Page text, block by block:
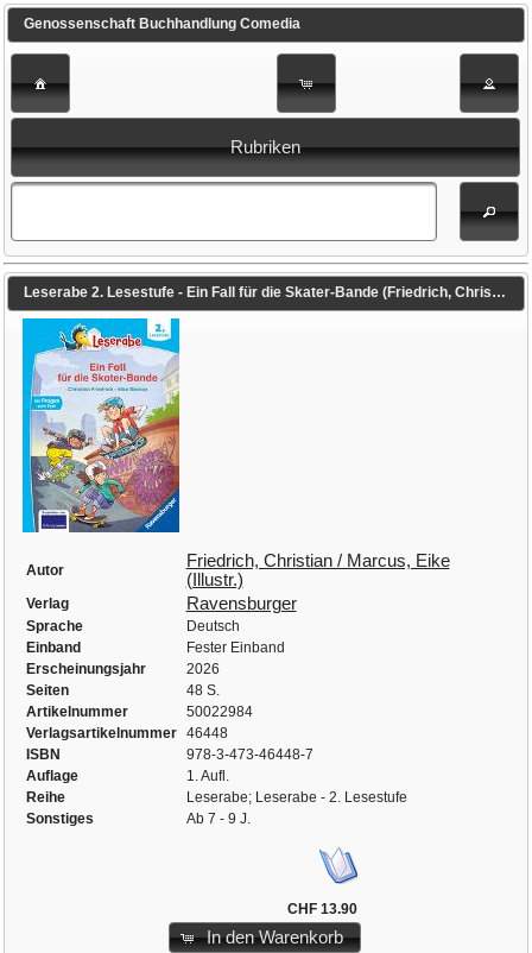
Genossenschaft Buchhandlung Comedia
Rubriken
Leserabe 2. Lesestufe - Ein Fall für die Skater-Bande (Friedrich, Christian / Marcus, Eike (Illustr.))
Autor
Friedrich, Christian / Marcus, Eike
(Illustr.)
Verlag Ravensburger
Sprache
Deutsch
Einband
Fester Einband
Erscheinungsjahr
2026
Seiten
48 S.
Artikelnummer
50022984
Verlagsartikelnummer
46448
ISBN
978-3-473-46448-7
Auflage
1. Aufl.
Reihe
Leserabe; Leserabe - 2. Lesestufe
Sonstiges
Ab 7 - 9 J.
CHF 13.90
In den Warenkorb